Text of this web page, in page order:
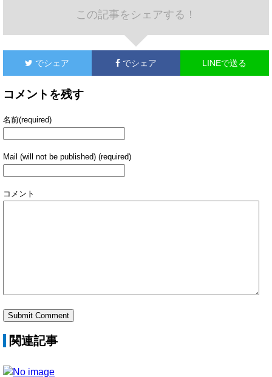
この記事をシェアする！
でシェア でシェア LINEで送る
コメントを残す
名前(required)
Mail (will not be published) (required)
コメント
関連記事